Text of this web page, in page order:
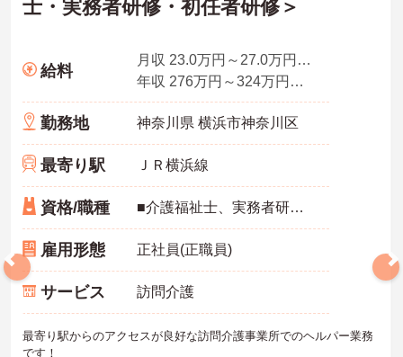
士・実務者研修・初任者研修＞
給料
月収 23.0万円～27.0万円程度（諸手当含む）
年収 276万円～324万円（別途、賞与支給）
勤務地 神奈川県 横浜市神奈川区
最寄り駅 ＪＲ横浜線
資格/職種 ■介護福祉士、実務者研修（ヘルパー1級）、介護職員初任者研修（ヘルパー2級）、介護職員基礎研修のいずれかの資格必須
雇用形態 正社員(正職員)
サービス 訪問介護
最寄り駅からのアクセスが良好な訪問介護事業所でのヘルパー業務
です！